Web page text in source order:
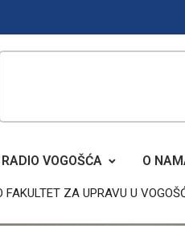
RADIO VOGOŠĆA O
ZA UPRAVU U